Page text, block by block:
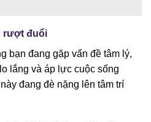
rượt đuổi
bạn đang gặp vấn đề tâm lý,
lắng và áp lực cuộc sống
đang đè nặng lên tâm trí